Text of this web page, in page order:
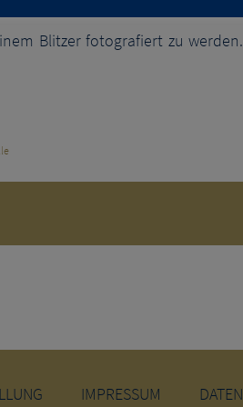
Blit­zer foto­gra­fiert zu
IMPRESSUM